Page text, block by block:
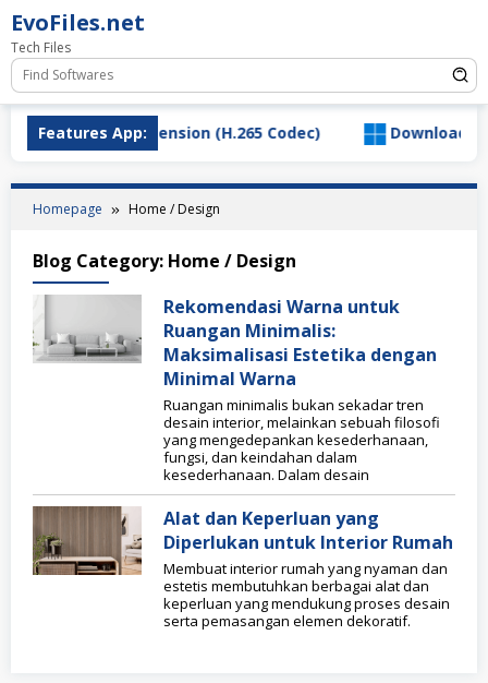
Skip
to
content
EvoFiles.net
Tech Files
Features App:
HEVC Video Extension (H.265 Codec) Download
Homepage Home / Design
Blog Category: Home / Design
Rekomendasi Warna untuk
Ruangan Minimalis:
Maksimalisasi Estetika dengan
Minimal Warna
Ruangan minimalis bukan sekadar tren
desain interior, melainkan sebuah filosofi
yang mengedepankan kesederhanaan,
fungsi, dan keindahan dalam
kesederhanaan. Dalam desain
Alat dan Keperluan yang
Diperlukan untuk Interior Rumah
Membuat interior rumah yang nyaman dan
estetis membutuhkan berbagai alat dan
keperluan yang mendukung proses desain
serta pemasangan elemen dekoratif.